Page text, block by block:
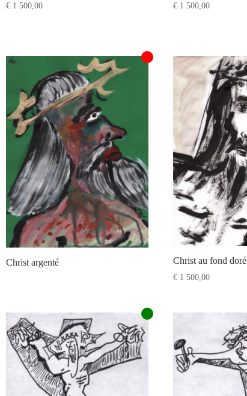
€ 1 500,00 € 1 500,00
Christ argenté Christ au fond doré
€ 1 500,00